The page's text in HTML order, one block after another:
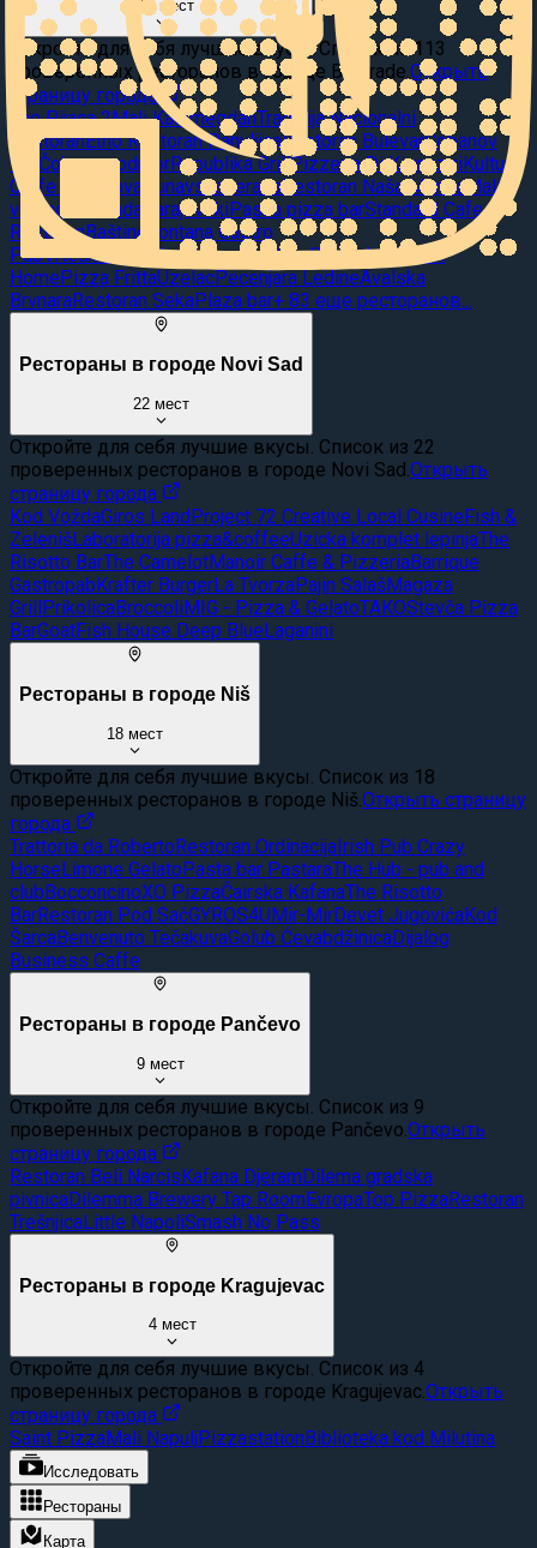
113 мест
Откройте для себя лучшие вкусы. Список из 113
проверенных ресторанов в городе Belgrade.Открыть
страницу города
The Pijaca 2Mali KalemegdanTradicija Nacionalni
RestoranEtno Restoran PahuljicaRestoran BulevarČobanov
'lad Čobanov odmorRepublika GrillPizzeria Di KarpuzziKultura
Caffe & Baklava
Dunavska terasaRestoran Naša Marina Mali
vrabac
Komanda SarajevskiPasha pizza barStandard Cafe &
RestoranBaštino
Fontana Gastro
PubVrteška Sushidream Crvena RužaOle!
Lola Almost
Home Pizza FrittaUzelacPecenjara LedineAvalska
BrvnaraRestoran SekaPlaza bar+ 83 еще ресторанов...
Рестораны в городе Novi Sad
22 мест
Откройте для себя лучшие вкусы. Список из 22
проверенных ресторанов в городе Novi Sad.Открыть
страницу города
Kod VoždaGiros Land Project 72 Creative Local Cusine Fish &
ZelenišLaboratorija pizza&coffeeUzicka komplet lepinjaThe
Risotto BarThe CamelotManoir Caffe & PizzeriaBarrique
Gastropab Krafter BurgerLa TvorzaPajin SalašMagaza
Grill PrikolicaBroccoliMIG - Pizza & GelatoTAKOStevča Pizza
BarGoatFish House Deep Blue Laganini
Рестораны в городе Niš
18 мест
Откройте для себя лучшие вкусы. Список из 18
проверенных ресторанов в городе Niš.Открыть страницу
города
Trattoria da RobertoRestoran OrdinacijaIrish Pub Crazy
HorseLimone GelatoPasta bar PastaraThe Hub - pub and
clubBocconcinoXO PizzaČairska KafanaThe Risotto
BarRestoran Pod SačGYROS4UMir-MirDevet JugovićaKod
ŠarcaBenvenuto TečakuvaGolub ĆevabdžinicaDijalog
Business Caffe
Рестораны в городе Pančevo
9 мест
Откройте для себя лучшие вкусы. Список из 9
проверенных ресторанов в городе Pančevo.Открыть
страницу города
Restoran Beli NarcisKafana DjeramDilema gradska
pivnicaDilemma Brewery Tap RoomEvropaTop PizzaRestoran
TrešnjicaLittle NapoliSmash No Pass
Рестораны в городе Kragujevac
4 мест
Откройте для себя лучшие вкусы. Список из 4
проверенных ресторанов в городе Kragujevac.Открыть
страницу города
Saint PizzaMali NapuljPizzastationBiblioteka kod Milutina
Исследовать
Рестораны
Карта